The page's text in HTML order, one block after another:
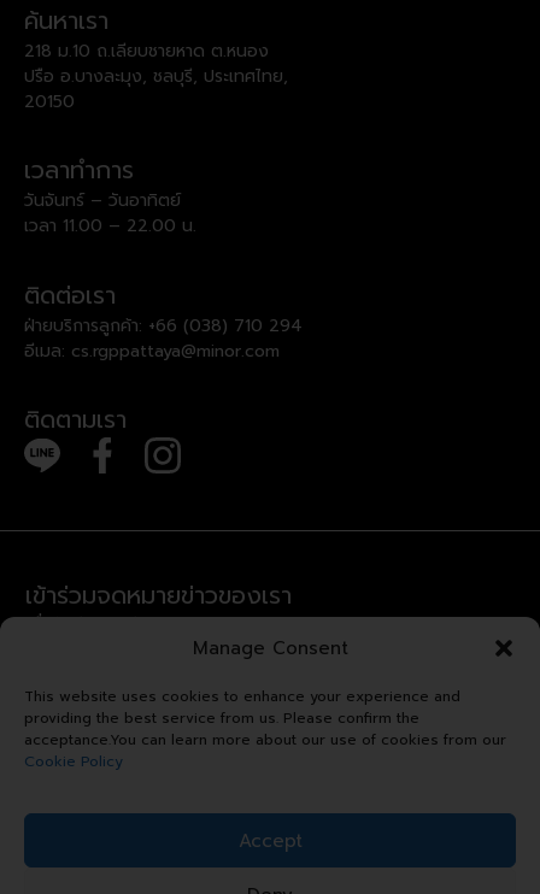
Manage Consent
This website uses cookies to enhance your experience and
providing the best service from us. Please confirm the
acceptance.You can learn more about our use of cookies from our
Cookie Policy
Accept
ค้นหาเรา
218 ม.10 ถ.เลียบชายหาด ต.หนอง
ปรือ อ.บางละมุง, ชลบุรี, ประเทศไทย,
20150
เวลาทำการ
วันจันทร์ – วันอาทิตย์
เวลา 11.00 – 22.00 น.
ติดต่อเรา
ฝ่ายบริการลูกค้า: +66 (038) 710 294
อีเมล: cs.rgppattaya@minor.com
ติดตามเรา
เข้าร่วมจดหมายข่าวของเรา
เพื่อรับข่าวสารล่าสุดและข้อเสนอพิเศษ
Contact form not found.
ลิขสิทธิ์ © 2024 รอยัล การ์เด้น
พลาซ่า. สงวนลิขสิทธิ์.